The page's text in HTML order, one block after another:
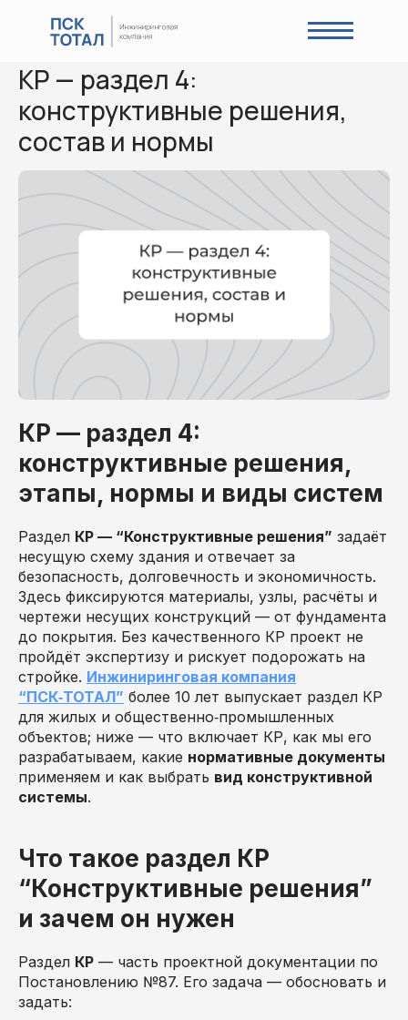
КР — раздел 4:
конструктивные решения,
состав и нормы
КР — раздел 4:
конструктивные решения,
этапы, нормы и виды систем
Раздел КР — “Конструктивные решения” задаёт
несущую схему здания и отвечает за
безопасность, долговечность и экономичность.
Здесь фиксируются материалы, узлы, расчёты и
чертежи несущих конструкций — от фундамента
до покрытия. Без качественного КР проект не
пройдёт экспертизу и рискует подорожать на
стройке. Инжиниринговая компания
“ПСК‑ТОТАЛ” более 10 лет выпускает раздел КР
для жилых и общественно‑промышленных
объектов; ниже — что включает КР, как мы его
разрабатываем, какие нормативные документы
применяем и как выбрать вид конструктивной
системы.
Что такое раздел КР
“Конструктивные решения”
и зачем он нужен
Раздел КР — часть проектной документации по
Постановлению №87. Его задача — обосновать и
задать: